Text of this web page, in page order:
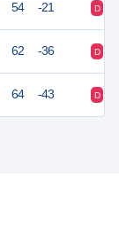
54 -21 D
62 -36 D
64 -43 D